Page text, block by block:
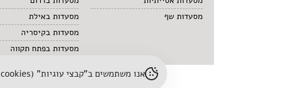
מסעדות שף
מסעדות באילת
מסעדות בקיסריה
מסעדות בפתח תקווה
אנו משתמשים ב"קבצי עוגיות" (cookies) לשיפור חוויית הגלישה והתאמת תוכן. לפרטים נוספים – עיינו ב